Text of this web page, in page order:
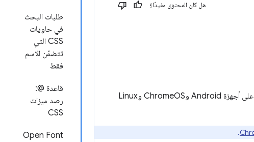
طلبات البحث
في حاويات
CSS التي
تتضمّن الاسم
فقط
قاعدة @:
رصد ميزات
CSS
Open Font
هل كان المحتوى مفيدًا؟
ما لم يُذكر خلاف ذلك، تنطبق التغييرات التالية على إصدار القناة الثابتة 148 من Chrome على أجهزة Android وChromeOS وLinux
.